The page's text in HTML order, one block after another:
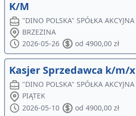
K/M
"DINO POLSKA" SPÓŁKA AKCYJNA
BRZEZINA
2026-05-26
od 4900,00 zł
Kasjer Sprzedawca k/m/x
"DINO POLSKA" SPÓŁKA AKCYJNA
PIĄTEK
2026-05-10
od 4900,00 zł